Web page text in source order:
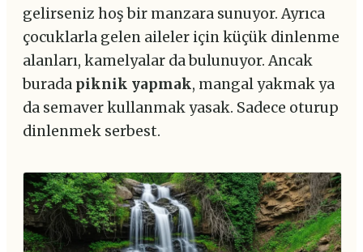
gelirseniz hoş bir manzara sunuyor. Ayrıca
çocuklarla gelen aileler için küçük dinlenme
alanları, kamelyalar da bulunuyor. Ancak
burada piknik yapmak, mangal yakmak ya
da semaver kullanmak yasak. Sadece oturup
dinlenmek serbest.